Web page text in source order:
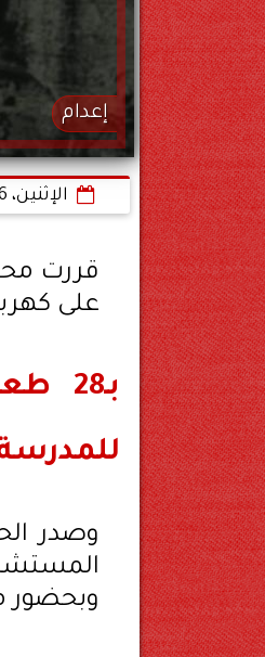
إعدام
الإثنين، 26 مايو 2025
على كهربائي،
وصدر
وبحضور